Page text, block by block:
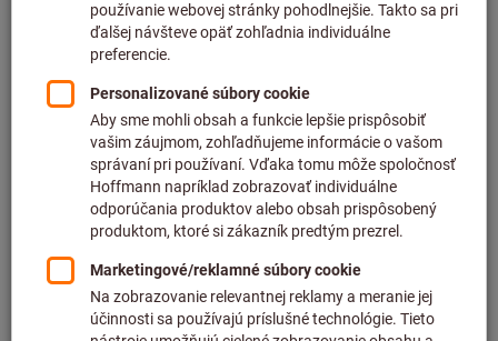
TiAlN
Č. pol.: 139707
Dodanie ihneď
plus DPH plus náklady na dopravu